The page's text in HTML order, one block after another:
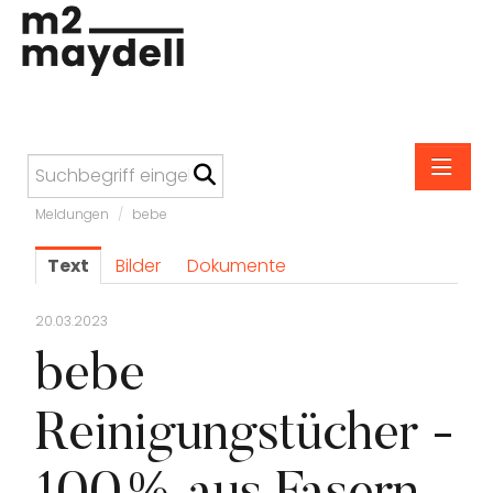
Meldungen
M2 Maydell
Altmann & Kühne
Anonimo
bebe
Carefree
Carl Suchy & Söhne
Meldungen / bebe
Text Bilder Dokumente
20.03.2023
bebe
Reinigungstücher -